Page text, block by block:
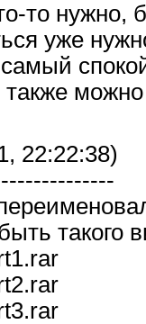
то нужно,
уже
также
22:22:38)
такого